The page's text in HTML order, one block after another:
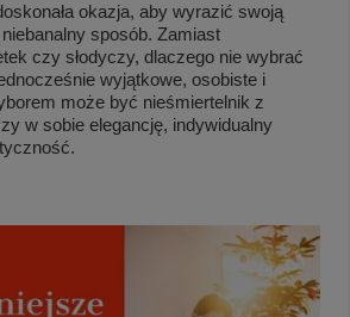
okazja, aby wyrazić swoją
sposób. Zamiast
czy słodyczy, dlaczego nie wybrać
wyjątkowe, osobiste i
może być nieśmiertelnik z
w sobie elegancję, indywidualny